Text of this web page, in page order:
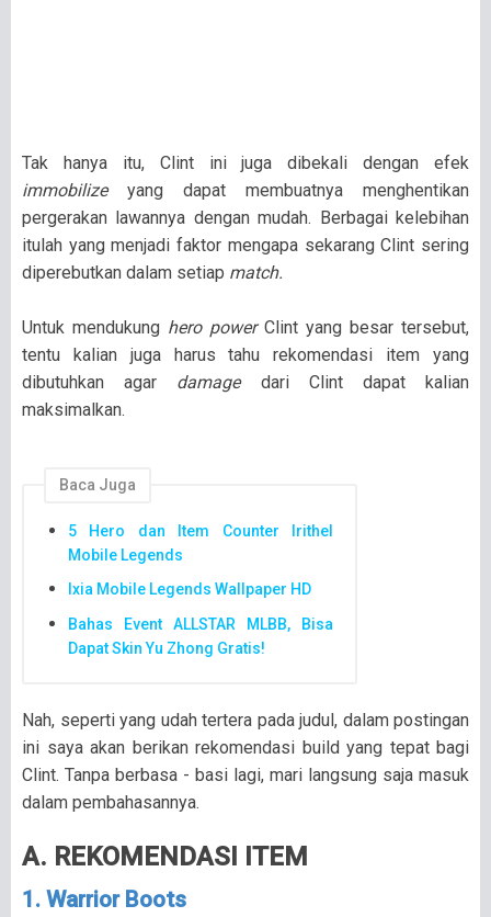
Tak hanya itu, Clint ini juga dibekali dengan efek
immobilizeyang dapat membuatnya menghentikan
pergerakan lawannya dengan mudah. Berbagai kelebihan
itulah yang menjadi faktor mengapa sekarang Clint sering
diperebutkan dalam setiap match.
Untuk mendukung hero power Clint yang besar tersebut,
tentu kalian juga harus tahu rekomendasi item yang
dibutuhkan agar damagedari Clint dapat kalian
maksimalkan.
Baca Juga
5 Hero dan Item Counter Irithel
Mobile Legends
Ixia Mobile Legends Wallpaper HD
Bahas Event ALLSTAR MLBB, Bisa
Dapat Skin Yu Zhong Gratis!
Nah, seperti yang udah tertera pada judul, dalam postingan
ini saya akan berikan rekomendasi build yang tepat bagi
Clint. Tanpa berbasa - basi lagi, mari langsung saja masuk
dalam pembahasannya.
A. REKOMENDASI ITEM
1. Warrior Boots